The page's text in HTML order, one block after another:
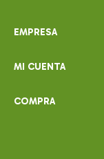
EMPRESA
MI CUENTA
COMPRA